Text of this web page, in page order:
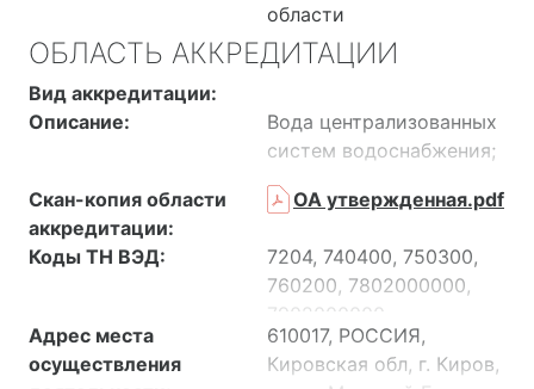
области
ОБЛАСТЬ АККРЕДИТАЦИИ
Вид аккредитации:
Описание:
Вода централизованных
систем водоснабжения;
централизованного и
водоснабжения; вода
открытых водоёмов;
(поверхностная,
подземная); вода
Скан-копия области
аккредитации:
ОА утвержденная.pdf
Коды ТН ВЭД:
7204, 740400, 750300,
760200, 7802000000,
7902000000,
8002000000,
8101970000,
Адрес места
осуществления
610017, РОССИЯ,
Кировская обл, г. Киров,